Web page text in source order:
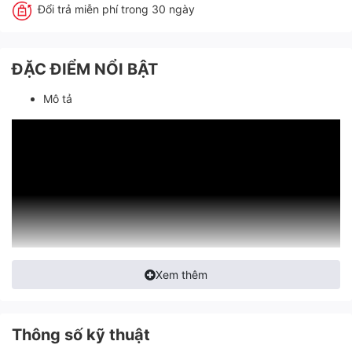
Đổi trả miễn phí trong 30 ngày
ĐẶC ĐIỂM NỔI BẬT
Mô tả
Xem thêm
Thông số kỹ thuật